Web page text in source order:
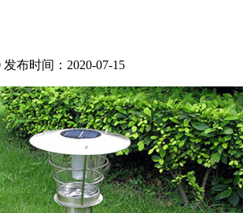
布时间：2020-07-15